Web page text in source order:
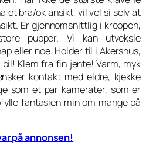
et bra/ok ansikt, vil vel si selv at
Er gjennomsnittlig i kroppen,
pupper. Vi kan utveksle
eller noe. Holder til i Akershus,
Klem fra fin jente! Varm, myk
kontakt med eldre, kjekke
som et par kamerater, som er
fantasien min om mange på
på annonsen!